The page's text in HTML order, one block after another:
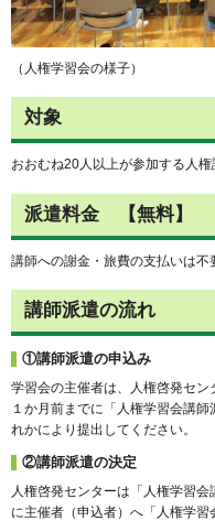
（人権学習会の様子）
対象
おおむね20人以上が参加する人
派遣料金 【無料】
講師への謝金・旅費の支払いは不
講師派遣の流れ
①講師派遣の申込み
学習会の主催者は、人権啓発セン
１か月前までに「人権学習会講
れかにより提出してください。
②講師派遣の決定
人権啓発センターは「人権学習
に主催者（申込者）へ「人権学習